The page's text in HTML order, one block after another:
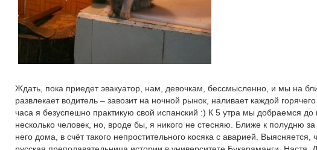
Ждать, пока приедет эвакуатор, нам, девочкам, бессмысленно, и мы на
развлекает водитель – завозит на ночной рынок, наливает каждой
часа я безуспешно практикую свой испанский :) К 5 утра мы добраемся
несколько человек, но, вроде бы, я никого не стесняю. Ближе к полудню
него дома, в счёт такого непростительного косяка с аварией.